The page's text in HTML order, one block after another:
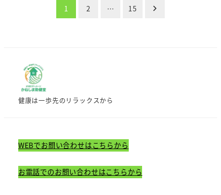
ペ
ー
ジ
り
1 2 … 15
健康は一歩先のリラックスから
WEBでお問い合わせはこちらから
お電話でのお問い合わせはこちらから